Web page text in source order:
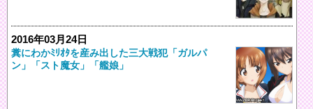
2016年03月24日
糞にわかﾐﾘｵﾀを産み出した三大戦犯「ガルパ
ン」「スト魔女」「艦娘」